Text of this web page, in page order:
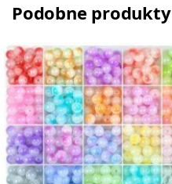
Podobne produkty